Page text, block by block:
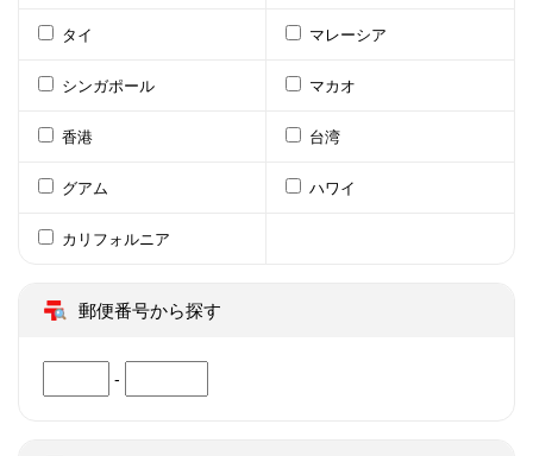
タイ マレーシア
シンガポール マカオ
香港 台湾
グアム ハワイ
カリフォルニア
郵便番号から探す
-